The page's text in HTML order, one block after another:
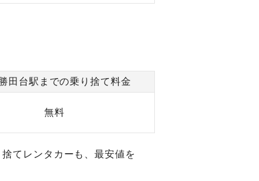
田台駅までの乗り捨て料金
無料
てレンタカーも、最安値を